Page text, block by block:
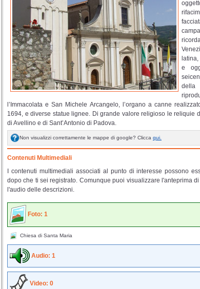
e
della
l’Immacolata e San Michele Arcangelo, l’organo a canne
1694, e diverse statue lignee. Di grande valore religioso le reliquie
di Avellino e di Sant’Antonio di Padova.
Non visualizzi correttamente le mappe di google? Clicca qui.
Contenuti Multimediali
I contenuti multimediali associati al punto di interesse possono
dopo che ti sei registrato. Comunque puoi visualizzare l'anteprima
l'audio delle descrizioni.
Foto: 1
Chiesa di Santa Maria
Audio: 1
Video: 0